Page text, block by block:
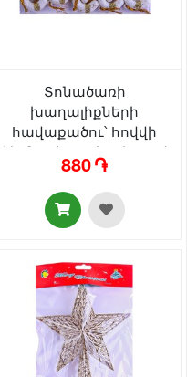
Տոնածառի
խաղալիքների
հավաքածու՝ հովվի
ձեռնափայտի տեսքով
AG241-41-36 10 հատ
880 ֏